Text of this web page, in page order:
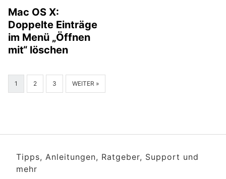
Mac OS X:
Doppelte Einträge
im Menü „Öffnen
mit“ löschen
1 2 3 WEITER »
Tipps, Anleitungen, Ratgeber, Support und
mehr